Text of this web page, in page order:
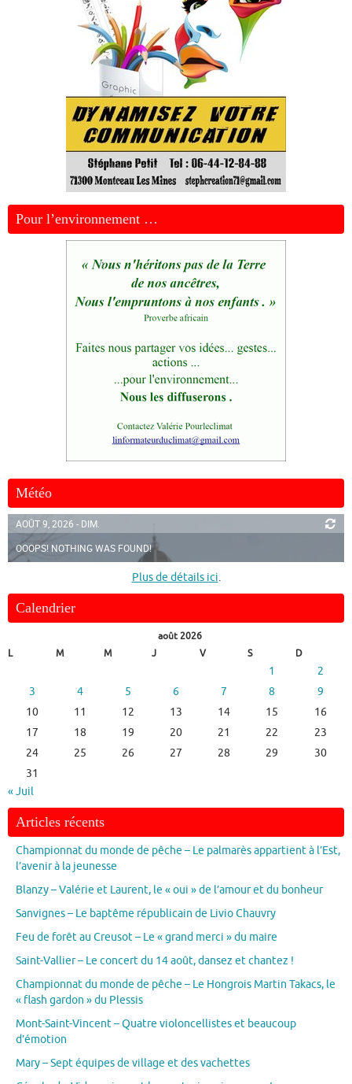
Pour l’environnement …
Météo
AOÛT 9, 2026 - DIM.
OOOPS! NOTHING WAS FOUND!
Plus de détails ici.
Calendrier
août 2026
L
M M J V S D
1
2
3
4 5 6 7 8
9
10
11 12 13 14 15
16
17
18 19 20 21 22
23
24
25 26 27 28 29
30
31
« Juil
Articles récents
Championnat du monde de pêche – Le palmarès appartient à l’Est,
l’avenir à la jeunesse
Blanzy – Valérie et Laurent, le « oui » de l’amour et du bonheur
Sanvignes – Le baptême républicain de Livio Chauvry
Feu de forêt au Creusot – Le « grand merci » du maire
Saint-Vallier – Le concert du 14 août, dansez et chantez !
Championnat du monde de pêche – Le Hongrois Martin Takacs, le
« flash gardon » du Plessis
Mont-Saint-Vincent – Quatre violoncellistes et beaucoup
d’émotion
Mary – Sept équipes de village et des vachettes